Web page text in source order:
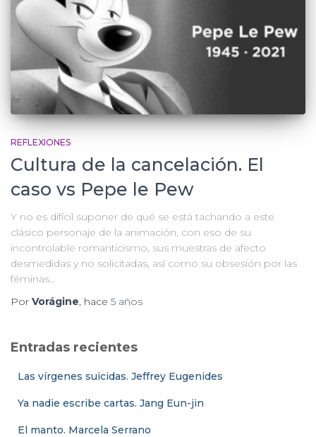
REFLEXIONES
Cultura de la cancelación. El
caso vs Pepe le Pew
Y no es difícil suponer de qué se está tachando a este
clásico personaje de la animación, con eso de su
incontrolable romanticismo, sus muestras de afecto
desmedidas y no solicitadas, así como su obsesión por las
féminas…
Por Vorágine, hace 5 años
Entradas recientes
Las vírgenes suicidas. Jeffrey Eugenides
Ya nadie escribe cartas. Jang Eun-jin
El manto. Marcela Serrano